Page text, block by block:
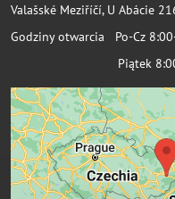
Valašské Meziříčí, U Abácie
Godziny otwarcia Po-Cz
Piątek 8:00-